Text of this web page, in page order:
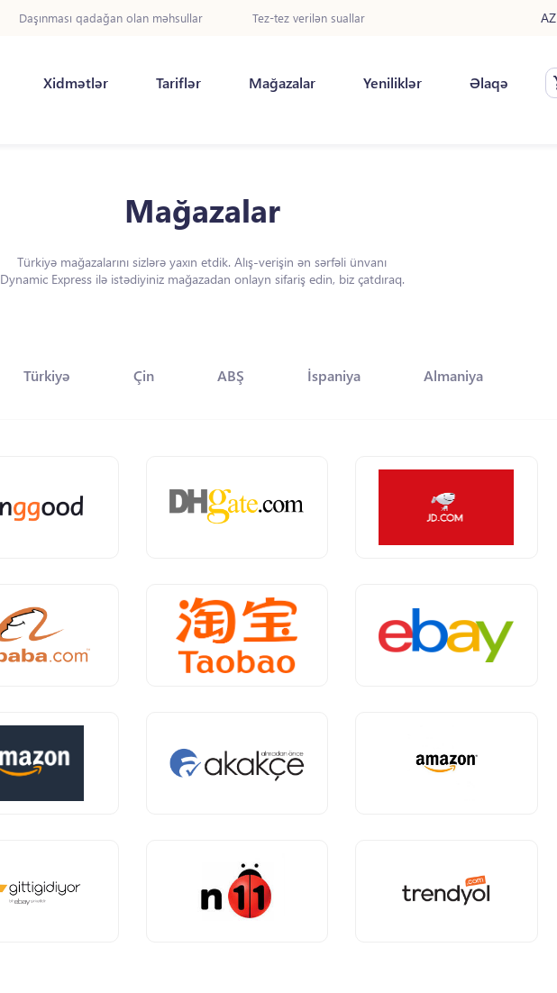
Daşınması qadağan olan məhsullar Tez-tez verilən suallar AZ
Xidmətlər Tariflər Mağazalar Yeniliklər Əlaqə
Mağazalar
Türkiyə mağazalarını sizlərə yaxın etdik. Alış-verişin ən sərfəli ünvanı
Dynamic Express ilə istədiyiniz mağazadan onlayn sifariş edin, biz çatdıraq.
Türkiyə Çin ABŞ İspaniya Almaniya